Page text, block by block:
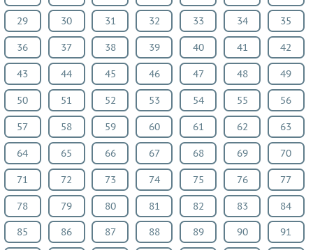
Химия
Немецкий
язык
Белорусский
язык
Французский
язык
Биология
История
Информатика
ОБЖ
География
ИЗО
29 30 31 32 33 34 35
36 37 38 39 40 41 42
43 44 45 46 47 48 49
50 51 52 53 54 55 56
57 58 59 60 61 62 63
64 65 66 67 68 69 70
71 72 73 74 75 76 77
78 79 80 81 82 83 84
85 86 87 88 89 90 91